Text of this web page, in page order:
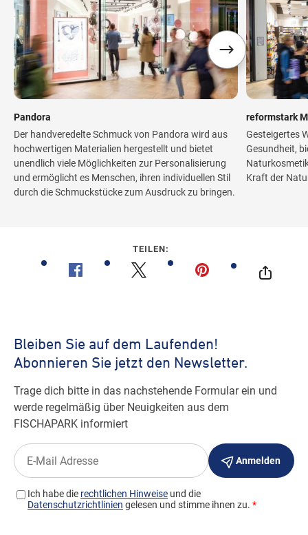
Pandora
Der handveredelte Schmuck von Pandora wird aus
hochwertigen Materialien hergestellt und bietet
unendlich viele Möglichkeiten zur Personalisierung
und ermöglicht es Menschen, ihren individuellen Stil
durch die Schmuckstücke zum Ausdruck zu bringen.
reformstark
Gesteigertes
Gesundheit,
Kraft der
TEILEN: